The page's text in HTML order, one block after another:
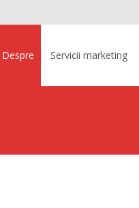
toDespre Servicii marketing